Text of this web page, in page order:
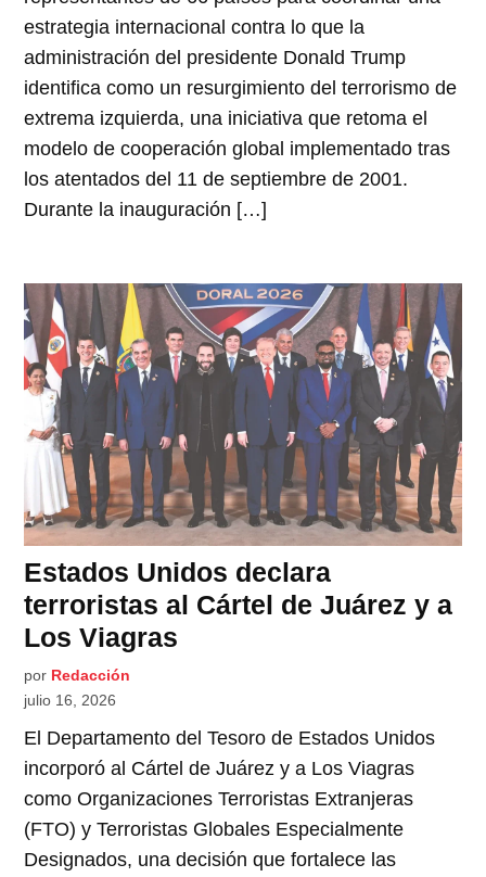
estrategia internacional contra lo que la
administración del presidente Donald Trump
identifica como un resurgimiento del terrorismo de
extrema izquierda, una iniciativa que retoma el
modelo de cooperación global implementado tras
los atentados del 11 de septiembre de 2001.
Durante la inauguración […]
Estados Unidos declara
terroristas al Cártel de Juárez y a
Los Viagras
por Redacción
julio 16, 2026
El Departamento del Tesoro de Estados Unidos
incorporó al Cártel de Juárez y a Los Viagras
como Organizaciones Terroristas Extranjeras
(FTO) y Terroristas Globales Especialmente
Designados, una decisión que fortalece las